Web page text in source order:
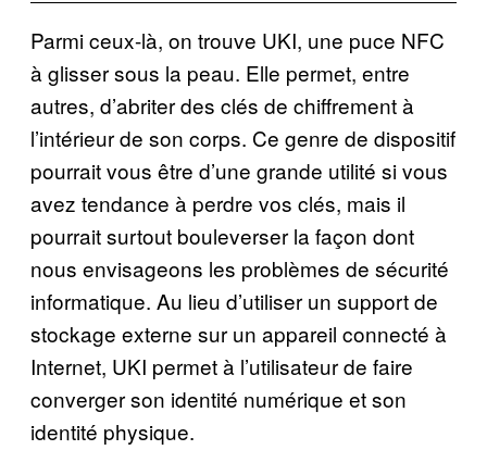
Parmi ceux-là, on trouve UKI, une puce NFC
à glisser sous la peau. Elle permet, entre
autres, d’abriter des clés de chiffrement à
l’intérieur de son corps. Ce genre de dispositif
pourrait vous être d’une grande utilité si vous
avez tendance à perdre vos clés, mais il
pourrait surtout bouleverser la façon dont
nous envisageons les problèmes de sécurité
informatique. Au lieu d’utiliser un support de
stockage externe sur un appareil connecté à
Internet, UKI permet à l’utilisateur de faire
converger son identité numérique et son
identité physique.